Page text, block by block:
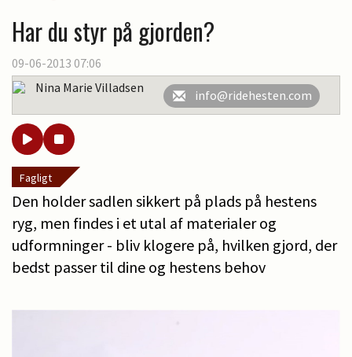
Har du styr på gjorden?
09-06-2013 07:06
Nina Marie Villadsen
info@ridehesten.com
Fagligt
Den holder sadlen sikkert på plads på hestens
ryg, men findes i et utal af materialer og
udformninger - bliv klogere på, hvilken gjord, der
bedst passer til dine og hestens behov